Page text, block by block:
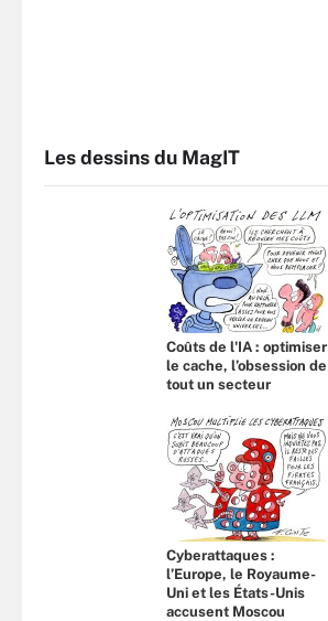
Les dessins du MagIT
Coûts de l'IA : optimiser
le cache, l’obsession de
tout un secteur
Cyberattaques :
l’Europe, le Royaume-
Uni et les États-Unis
accusent Moscou